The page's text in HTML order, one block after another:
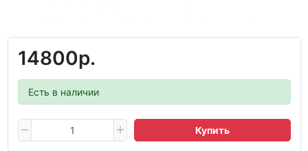
14800р.
Есть в наличии
Купить